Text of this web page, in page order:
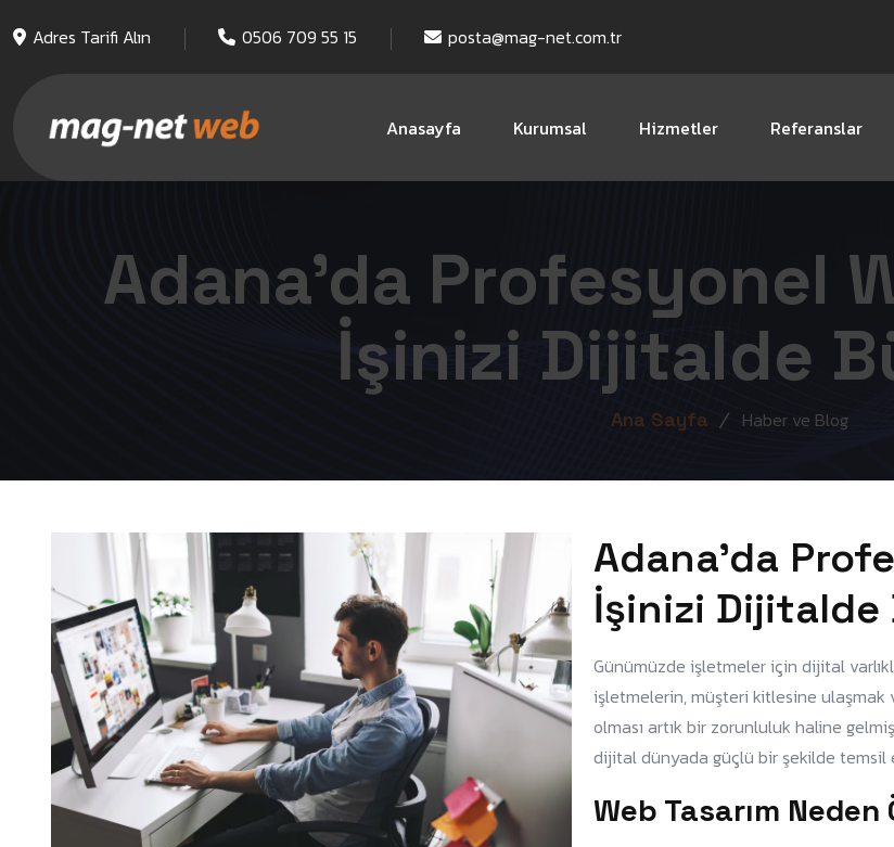
Adres Tarifi Alın 0506 709 55 15 posta@mag-net.com.tr
Anasayfa Kurumsal Hizmetler Referanslar
Adana’da Profesyonel
İşinizi Dijitalde
Ana Sayfa Haber ve Blog
Adana’da
İşinizi
Günümüzde işletmeler için dijital
işletmelerin, müşteri kitlesine ulaşmak
olması artık bir zorunluluk haline
dijital dünyada güçlü bir şekilde temsil
Web Tasarım